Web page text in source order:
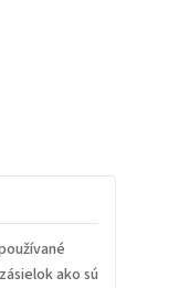
ako sú